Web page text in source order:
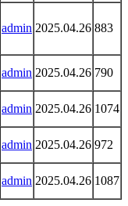
admin 2025.04.26 883
admin 2025.04.26 790
admin 2025.04.26 1074
admin 2025.04.26 972
admin 2025.04.26 1087